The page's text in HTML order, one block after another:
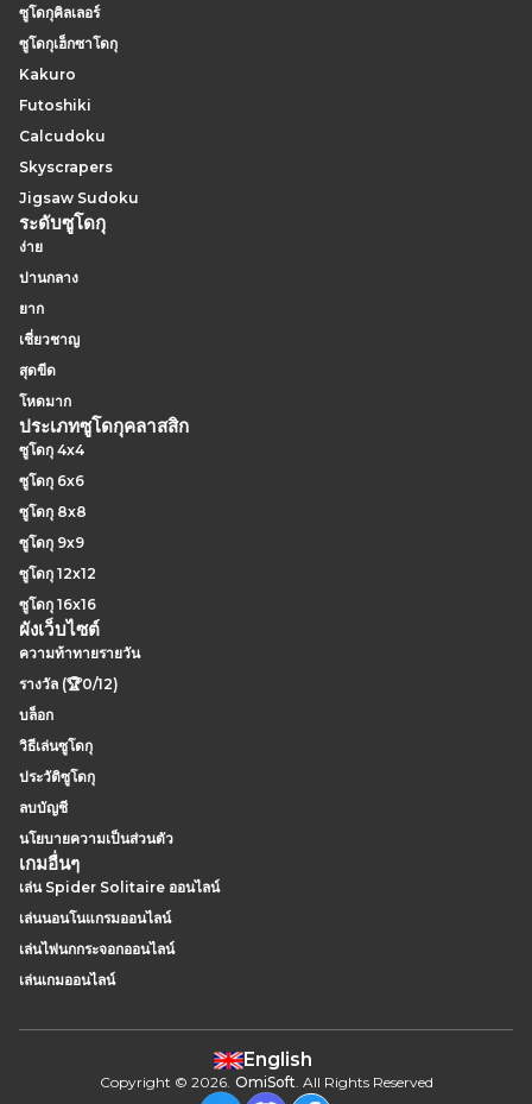
ซูโดกุคิลเลอร์
ซูโดกุเฮ็กซาโดกุ
Kakuro
Futoshiki
Calcudoku
Skyscrapers
Jigsaw Sudoku
ระดับซูโดกุ
ง่าย
ปานกลาง
ยาก
เชี่ยวชาญ
สุดขีด
โหดมาก
ประเภทซูโดกุคลาสสิก
ซูโดกุ 4x4
ซูโดกุ 6x6
ซูโดกุ 8x8
ซูโดกุ 9x9
ซูโดกุ 12x12
ซูโดกุ 16x16
ผังเว็บไซต์
ความท้าทายรายวัน
รางวัล (🏆0/12)
บล็อก
วิธีเล่นซูโดกุ
ประวัติซูโดกุ
ลบบัญชี
นโยบายความเป็นส่วนตัว
เกมอื่นๆ
เล่น Spider Solitaire ออนไลน์
เล่นนอนโนแกรมออนไลน์
เล่นไพ่นกกระจอกออนไลน์
เล่นเกมออนไลน์
English
Copyright © 2026. OmiSoft. All Rights Reserved